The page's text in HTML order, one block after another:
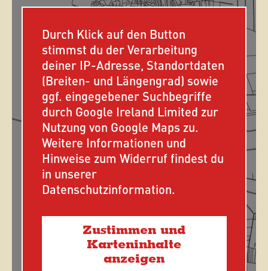
Durch Klick auf den Button
stimmst du der Verarbeitung
deiner IP-Adresse, Standortdaten
(Breiten- und Längengrad) sowie
ggf. eingegebener Suchbegriffe
durch Google Ireland Limited zur
Nutzung von Google Maps zu.
Weitere Informationen und
Hinweise zum Widerruf findest du
in unserer
Datenschutzinformation.
Zustimmen und
Karteninhalte
anzeigen